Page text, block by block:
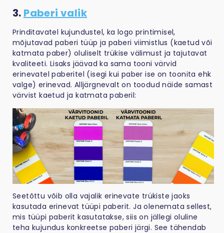
3. Paberi valik
Prinditavatel kujundustel, ka logo printimisel,
mõjutavad paberi tüüp ja paberi viimistlus (kaetud või
katmata paber) oluliselt trükise välimust ja tajutavat
kvaliteeti. Lisaks jäävad ka sama tooni värvid
erinevatel paberitel (isegi kui paber ise on toonita ehk
valge) erinevad. Alljärgnevalt on toodud näide samast
värvist kaetud ja katmata paberil:
Seetõttu võib olla vajalik erinevate trükiste jaoks
kasutada erinevat tüüpi paberit. Ja olenemata sellest,
mis tüüpi paberit kasutatakse, siis on jällegi oluline
teha kujundus konkreetse paberi järgi. See tähendab